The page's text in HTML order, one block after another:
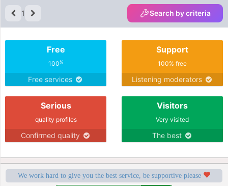
1 Search by criteria
Free
100%
Free services
Support
100% free
Listening moderators
Serious
quality profiles
Confirmed quality
Visitors
Very visited
The best
We work hard to give you the best service, be supportive please